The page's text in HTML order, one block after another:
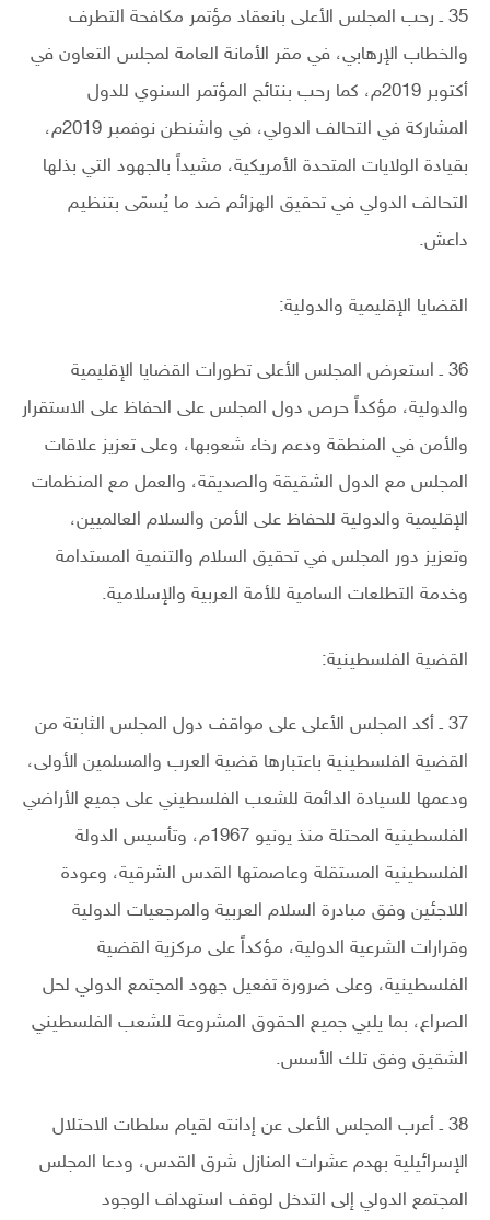
35 ـ رحب المجلس الأعلى بانعقاد مؤتمر مكافحة التطرف
والخطاب الإرهابي، في مقر الأمانة العامة لمجلس التعاون في
أكتوبر 2019م، كما رحب بنتائج المؤتمر السنوي للدول
المشاركة في التحالف الدولي، في واشنطن نوفمبر 2019م،
بقيادة الولايات المتحدة الأمريكية، مشيداً بالجهود التي بذلها
التحالف الدولي في تحقيق الهزائم ضد ما يُسمّى بتنظيم
داعش.
القضايا الإقليمية والدولية:
36 ـ استعرض المجلس الأعلى تطورات القضايا الإقليمية
والدولية، مؤكداً حرص دول المجلس على الحفاظ على الاستقرار
والأمن في المنطقة ودعم رخاء شعوبها، وعلى تعزيز علاقات
المجلس مع الدول الشقيقة والصديقة، والعمل مع المنظمات
الإقليمية والدولية للحفاظ على الأمن والسلام العالميين،
وتعزيز دور المجلس في تحقيق السلام والتنمية المستدامة
وخدمة التطلعات السامية للأمة العربية والإسلامية.
القضية الفلسطينية:
37 ـ أكد المجلس الأعلى على مواقف دول المجلس الثابتة من
القضية الفلسطينية باعتبارها قضية العرب والمسلمين الأولى،
ودعمها للسيادة الدائمة للشعب الفلسطيني على جميع الأراضي
الفلسطينية المحتلة منذ يونيو 1967م، وتأسيس الدولة
الفلسطينية المستقلة وعاصمتها القدس الشرقية، وعودة
اللاجئين وفق مبادرة السلام العربية والمرجعيات الدولية
وقرارات الشرعية الدولية، مؤكداً على مركزية القضية
الفلسطينية، وعلى ضرورة تفعيل جهود المجتمع الدولي لحل
الصراع، بما يلبي جميع الحقوق المشروعة للشعب الفلسطيني
الشقيق وفق تلك الأسس.
38 ـ أعرب المجلس الأعلى عن إدانته لقيام سلطات الاحتلال
الإسرائيلية بهدم عشرات المنازل شرق القدس، ودعا المجلس
المجتمع الدولي إلى التدخل لوقف استهداف الوجود